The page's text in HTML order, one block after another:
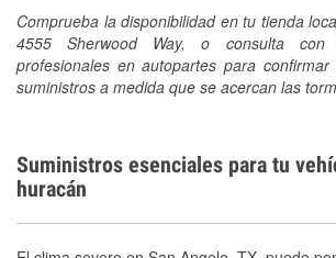
Comprueba la disponibilidad en tu tienda
4555 Sherwood Way, o consulta
profesionales en autopartes para
suministros a medida que se acercan las
Suministros esenciales para tu
huracán